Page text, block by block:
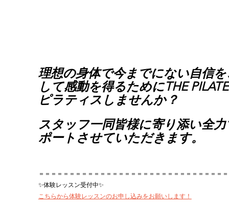
理想の身体で今までにない自信
して感動を得るためにTHE
ピラティスしませんか？
スタッフ一同皆様に寄り添い全
ポートさせていただきます。
＝＝＝＝＝＝＝＝＝＝＝＝＝＝＝＝＝＝＝＝＝＝＝＝＝＝＝＝＝＝
✨体験レッスン受付中✨
こちらから体験レッスンのお申し込みをお願いします！